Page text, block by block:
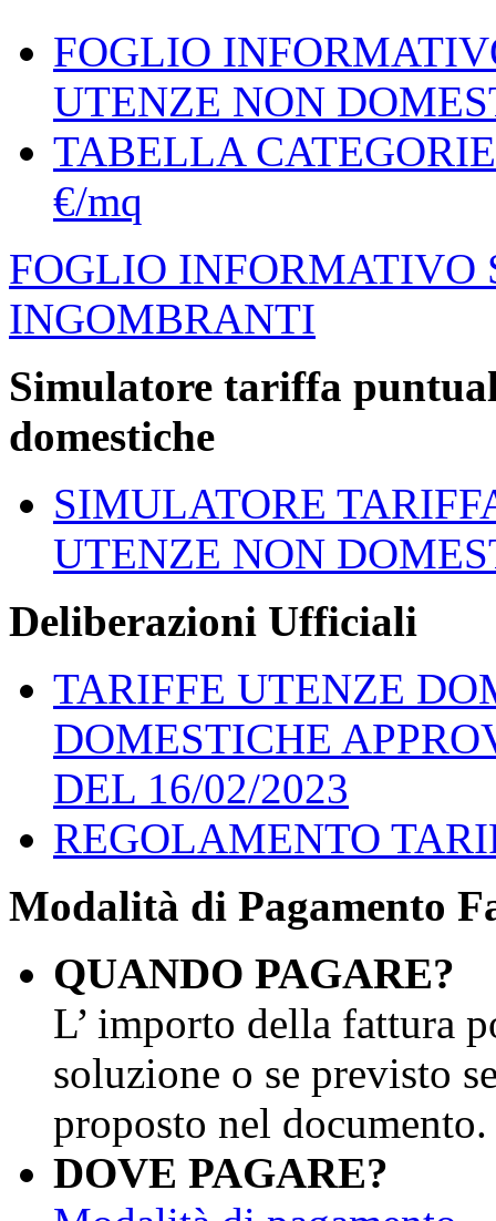
FOGLIO
UTENZE NON
TABELLA
€/mq
FOGLIO INFORMATIVO
INGOMBRANTI
Simulatore tariffa
domestiche
SIMULATORE
UTENZE NON
Deliberazioni Ufficiali
TARIFFE UTENZE
DOMESTICHE
DEL 16/02/2023
REGOLAMENTO
Modalità di Pagamento
QUANDO PAGARE?
L’ importo della fattura
soluzione o se previsto
proposto nel documento.
DOVE PAGARE?